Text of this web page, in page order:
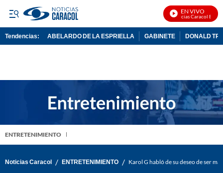
EN VIVO
Noticias Caracol En
Tendencias: ABELARDO DE LA ESPRIELLA GABINETE DONALD
ENTRETENIMIENTO
Noticias Caracol / ENTRETENIMIENTO / Karol G habló de su deseo de ser